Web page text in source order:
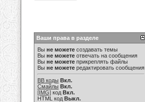
Ваши права в разделе
Вы не можете создавать темы
Вы не можете отвечать на сообщения
Вы не можете прикреплять файлы
Вы не можете редактировать сообщения
BB коды Вкл.
Смайлы Вкл.
[IMG] код Вкл.
HTML код Выкл.